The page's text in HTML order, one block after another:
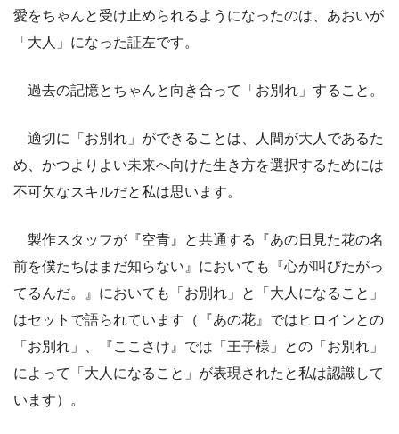
愛をちゃんと受け止められるようになったのは、あおいが
「大人」になった証左です。
過去の記憶とちゃんと向き合って「お別れ」すること。
適切に「お別れ」ができることは、人間が大人であるた
め、かつよりよい未来へ向けた生き方を選択するためには
不可欠なスキルだと私は思います。
製作スタッフが『空青』と共通する『あの日見た花の名
前を僕たちはまだ知らない』においても『心が叫びたがっ
てるんだ。』においても「お別れ」と「大人になること」
はセットで語られています（『あの花』ではヒロインとの
「お別れ」、『ここさけ』では「王子様」との「お別れ」
によって「大人になること」が表現されたと私は認識して
います）。